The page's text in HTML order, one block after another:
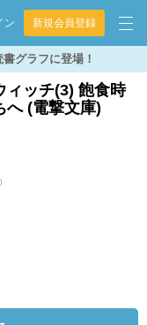
ン 新規会員登録
グラフに登場！
ィッチ(3) 飽食時
へ (電撃文庫)